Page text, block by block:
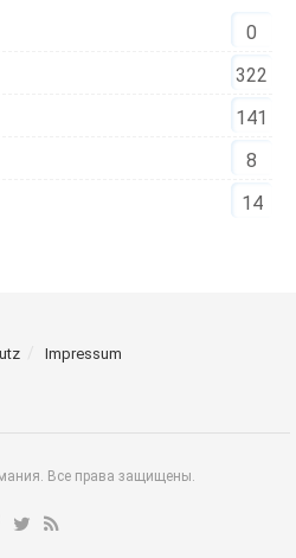
0
322
141
8
14
Impressum
Все права защищены.